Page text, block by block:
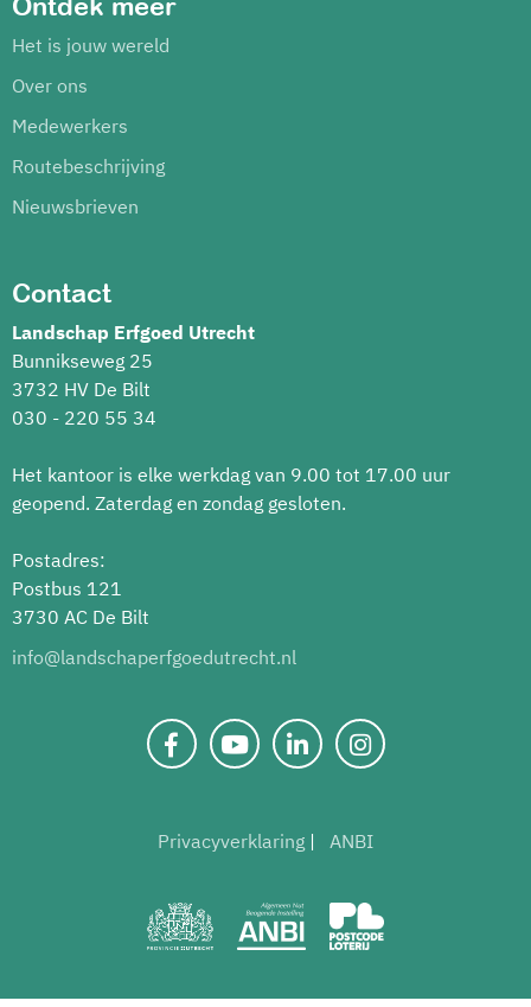
Ontdek meer
Het is jouw wereld
Over ons
Medewerkers
Routebeschrijving
Nieuwsbrieven
Contact
Landschap Erfgoed Utrecht
Bunnikseweg 25
3732 HV De Bilt
030 - 220 55 34
Het kantoor is elke werkdag van 9.00 tot 17.00 uur
geopend. Zaterdag en zondag gesloten.
Postadres:
Postbus 121
3730 AC De Bilt
info@landschaperfgoedutrecht.nl
Privacyverklaring ANBI